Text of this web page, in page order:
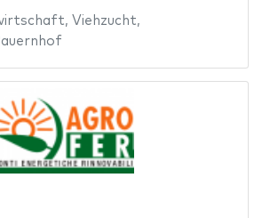
, Viehzucht,